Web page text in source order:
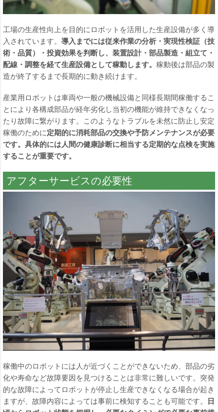
工場の生産性向上を目的にロボットを活用した生産設備が多く導
入されています。 導入までには従来作業の分析・実現性検証（技
術・品質）・投資効果を判断し、装置設計・部品製造・組立て・
配線・調整を経て生産設備として稼動します。 稼動後は部品の製
造が終了するまで長期的に動き続けます。
産業用ロボットは車両や一般の機械設備と同様長期間稼働するこ
とにより各構成部品が経年劣化し当初の機能が維持できなくなっ
たり故障に繋がります。このようなトラブルを未然に防止し安定
稼働のために定期的に消耗部品の交換や予防メンテナンスが必要
です。具体的には人間の健康診断に相当する定期的な点検を実施
することが重要です。
アフターサービスの必要性
稼働中のロボットには人が近づくことができないため、部品の劣
化や寿命など故障要因を見つけることは非常に難しいです。突発
的な故障によってロボットが停止し生産できなくなる場合が起き
ますが、故障内容によっては事前に検知することも可能です。
日